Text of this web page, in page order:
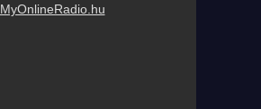
MyOnlineRadio.hu